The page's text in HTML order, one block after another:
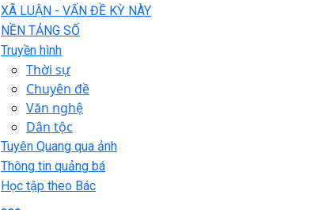
XÃ LUẬN - VẤN ĐỀ KỲ NÀY
NỀN TẢNG SỐ
Truyền hình
Thời sự
Chuyên đề
Văn nghệ
Dân tộc
Tuyên Quang qua ảnh
Thông tin quảng bá
Học tập theo Bác